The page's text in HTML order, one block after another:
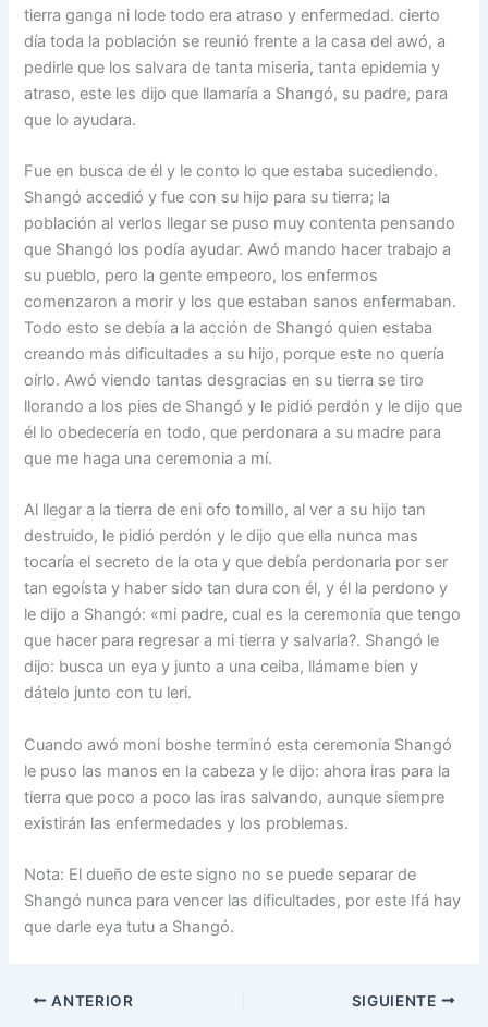
tierra ganga ni lode todo era atraso y enfermedad. cierto
día toda la población se reunió frente a la casa del awó, a
pedirle que los salvara de tanta miseria, tanta epidemia y
atraso, este les dijo que llamaría a Shangó, su padre, para
que lo ayudara.
Fue en busca de él y le conto lo que estaba sucediendo.
Shangó accedió y fue con su hijo para su tierra; la
población al verlos llegar se puso muy contenta pensando
que Shangó los podía ayudar. Awó mando hacer trabajo a
su pueblo, pero la gente empeoro, los enfermos
comenzaron a morir y los que estaban sanos enfermaban.
Todo esto se debía a la acción de Shangó quien estaba
creando más dificultades a su hijo, porque este no quería
oírlo. Awó viendo tantas desgracias en su tierra se tiro
llorando a los pies de Shangó y le pidió perdón y le dijo que
él lo obedecería en todo, que perdonara a su madre para
que me haga una ceremonia a mí.
Al llegar a la tierra de eni ofo tomillo, al ver a su hijo tan
destruido, le pidió perdón y le dijo que ella nunca mas
tocaría el secreto de la ota y que debía perdonarla por ser
tan egoísta y haber sido tan dura con él, y él la perdono y
le dijo a Shangó: «mi padre, cual es la ceremonia que tengo
que hacer para regresar a mi tierra y salvarla?. Shangó le
dijo: busca un eya y junto a una ceiba, llámame bien y
dátelo junto con tu leri.
Cuando awó moni boshe terminó esta ceremonia Shangó
le puso las manos en la cabeza y le dijo: ahora iras para la
tierra que poco a poco las iras salvando, aunque siempre
existirán las enfermedades y los problemas.
Nota: El dueño de este signo no se puede separar de
Shangó nunca para vencer las dificultades, por este Ifá hay
que darle eya tutu a Shangó.
ANTERIOR SIGUIENTE